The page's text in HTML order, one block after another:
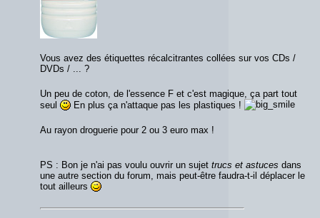
Vous avez des étiquettes récalcitrantes collées sur vos CDs /
DVDs / ... ?
Un peu de coton, de l'essence F et c'est magique, ça part tout
seul
En plus ça n'attaque pas les plastiques !
Au rayon droguerie pour 2 ou 3 euro max !
PS : Bon je n'ai pas voulu ouvrir un sujet trucs et astuces dans
une autre section du forum, mais peut-être faudra-t-il déplacer le
tout ailleurs